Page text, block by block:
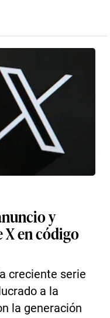
y
en código
creciente serie
a la
la generación